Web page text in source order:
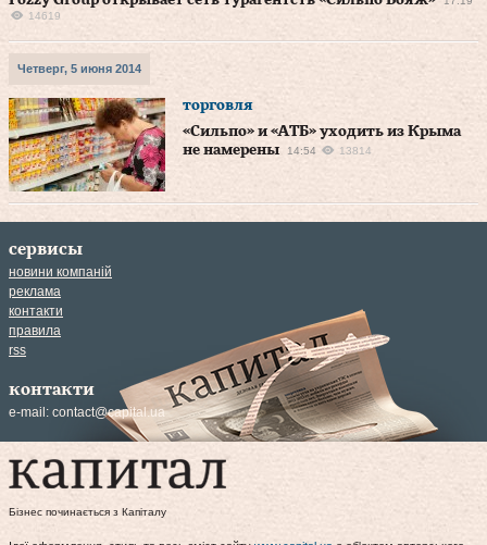
14619
Четверг, 5 июня 2014
торговля
«Сильпо» и «АТБ» уходить из Крыма
не намерены
14:54 13814
сервисы
новини компаній
реклама
контакти
правила
rss
контакти
e-mail: contact@capital.ua
Бізнес починається з Капіталу